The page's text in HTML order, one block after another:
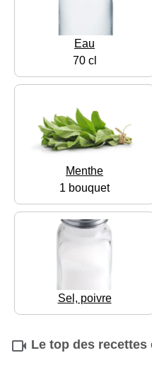
Eau
70 cl
Menthe
1 bouquet
Sel, poivre
Le top des recettes